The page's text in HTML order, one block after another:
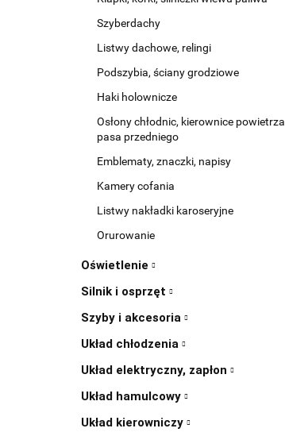
Szyberdachy
Listwy dachowe, relingi
Podszybia, ściany grodziowe
Haki holownicze
Osłony chłodnic, kierownice powietrza
pasa przedniego
Emblematy, znaczki, napisy
Kamery cofania
Listwy nakładki karoseryjne
Orurowanie
Oświetlenie
Silnik i osprzęt
Szyby i akcesoria
Układ chłodzenia
Układ elektryczny, zapłon
Układ hamulcowy
Układ kierowniczy